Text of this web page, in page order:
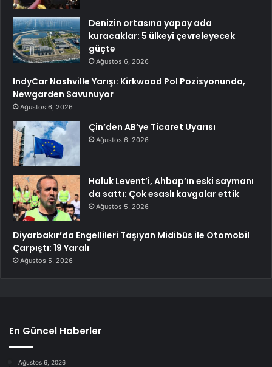
Denizin ortasına yapay ada
kuracaklar: 5 ülkeyi çevreleyecek
güçte
Ağustos 6, 2026
IndyCar Nashville Yarışı: Kirkwood Pol Pozisyonunda,
Newgarden Savunuyor
Ağustos 6, 2026
Çin’den AB’ye Ticaret Uyarısı
Ağustos 6, 2026
Haluk Levent’i, Ahbap’ın eski saymanı
da sattı: Çok esaslı kavgalar ettik
Ağustos 5, 2026
Diyarbakır’da Engellileri Taşıyan Midibüs ile Otomobil
Çarpıştı: 19 Yaralı
Ağustos 5, 2026
En Güncel Haberler
Ağustos 6, 2026